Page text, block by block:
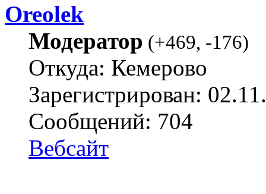
Oreolek
Модератор (+469, -176)
Откуда: Кемерово
Зарегистрирован:
Сообщений: 704
Вебсайт